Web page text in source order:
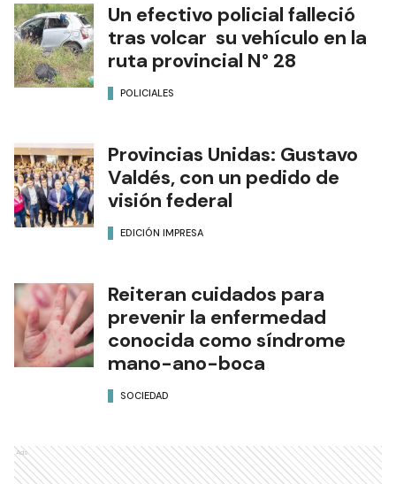
Un efectivo policial falleció
tras volcar su vehículo en la
ruta provincial N° 28
POLICIALES
Provincias Unidas: Gustavo
Valdés, con un pedido de
visión federal
EDICIÓN IMPRESA
Reiteran cuidados para
prevenir la enfermedad
conocida como síndrome
mano-ano-boca
SOCIEDAD
Ads